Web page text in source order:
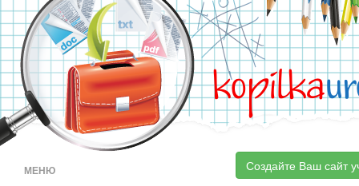
kopilka
МЕНЮ Создайте Ваш сайт